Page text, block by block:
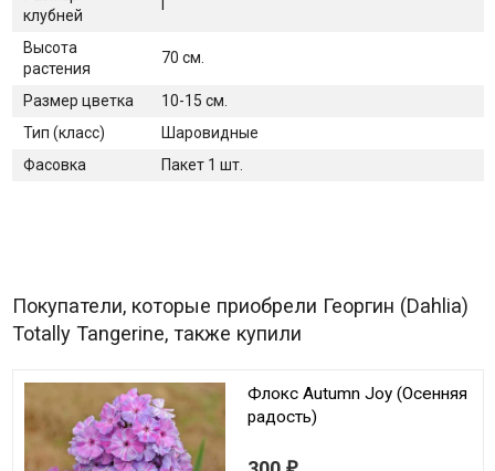
клубней
Высота
растения
70 см.
Размер цветка
10-15 см.
Тип (класс)
Шаровидные
Фасовка
Пакет 1 шт.
Покупатели, которые приобрели Георгин (Dahlia)
Totally Tangerine, также купили
Флокс Autumn Joy (Осенняя
радость)
₽